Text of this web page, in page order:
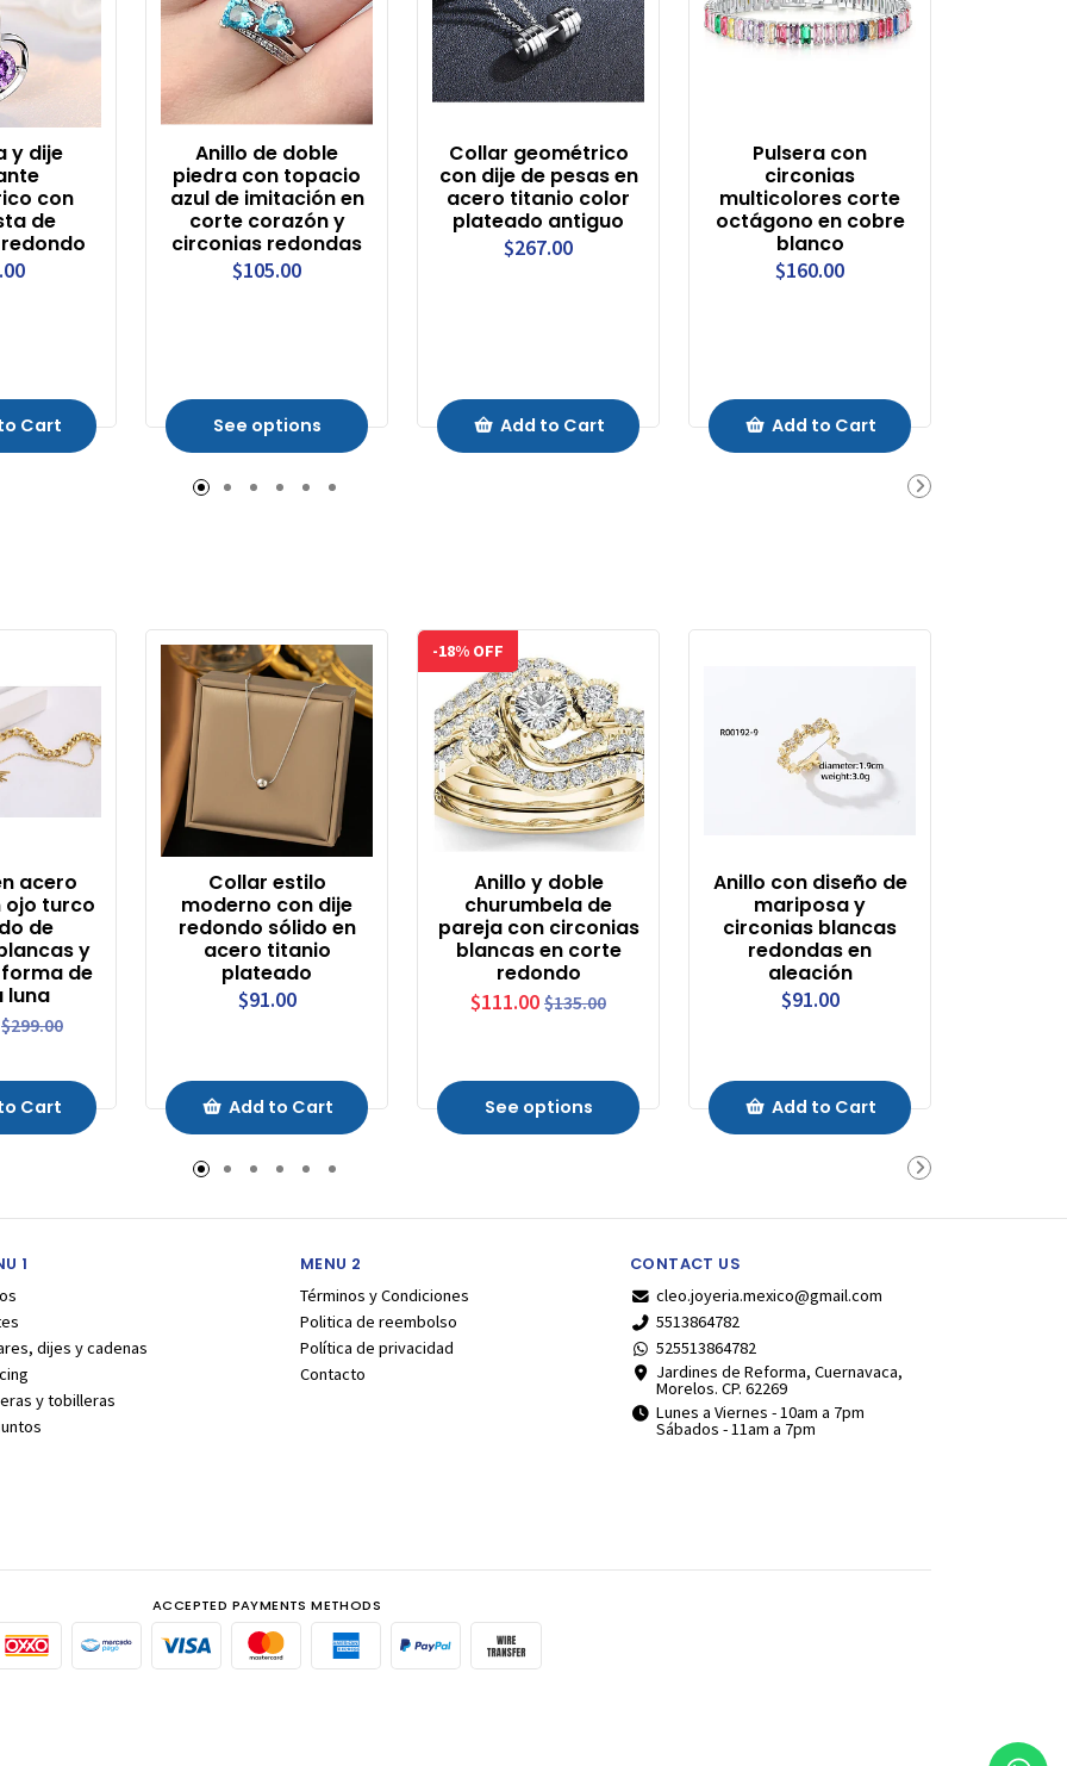
y dije
con
de
Cart
Anillo de doble
piedra con topacio
azul de imitación en
corte corazón y
circonias redondas
$105.00
See options
Collar geométrico
con dije de pesas en
acero titanio color
plateado antiguo
$267.00
Add to Cart
Pulsera con
circonias
multicolores corte
octágono en cobre
blanco
$160.00
Add to Cart
acero
turco
de
y
de
luna
$299.00
Cart
Collar estilo
moderno con dije
redondo sólido en
acero titanio
plateado
$91.00
Add to Cart
-18% OFF
Anillo y doble
churumbela de
pareja con circonias
blancas en corte
redondo
$111.00 $135.00
See options
Anillo con diseño de
mariposa y
circonias blancas
redondas en
aleación
$91.00
Add to Cart
1
dijes y cadenas
y tobilleras
MENU 2
Términos y Condiciones
Politica de reembolso
Política de privacidad
Contacto
CONTACT US
cleo.joyeria.mexico@gmail.com
5513864782
525513864782
Jardines de Reforma, Cuernavaca,
Morelos. CP. 62269
Lunes a Viernes - 10am a 7pm
Sábados - 11am a 7pm
ACCEPTED PAYMENTS METHODS